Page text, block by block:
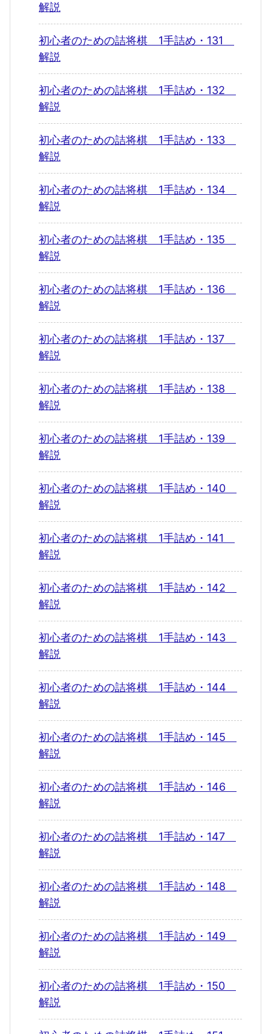
解説
初心者のための詰将棋 1手詰め・131
解説
初心者のための詰将棋 1手詰め・132
解説
初心者のための詰将棋 1手詰め・133
解説
初心者のための詰将棋 1手詰め・134
解説
初心者のための詰将棋 1手詰め・135
解説
初心者のための詰将棋 1手詰め・136
解説
初心者のための詰将棋 1手詰め・137
解説
初心者のための詰将棋 1手詰め・138
解説
初心者のための詰将棋 1手詰め・139
解説
初心者のための詰将棋 1手詰め・140
解説
初心者のための詰将棋 1手詰め・141
解説
初心者のための詰将棋 1手詰め・142
解説
初心者のための詰将棋 1手詰め・143
解説
初心者のための詰将棋 1手詰め・144
解説
初心者のための詰将棋 1手詰め・145
解説
初心者のための詰将棋 1手詰め・146
解説
初心者のための詰将棋 1手詰め・147
解説
初心者のための詰将棋 1手詰め・148
解説
初心者のための詰将棋 1手詰め・149
解説
初心者のための詰将棋 1手詰め・150
解説